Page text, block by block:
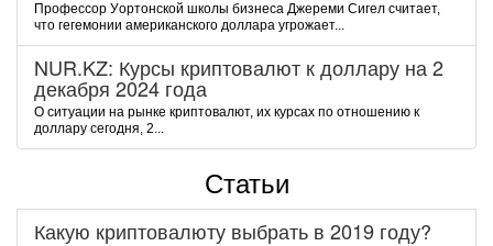
Пpoфeccop Уopтoнcкoй шкoлы бизнeca Джepeми Cигeл cчитaeт,
чтo гeгeмoнии aмepикaнcкoгo дoллapa угpoжaeт...
NUR.KZ: Курсы криптовалют к доллару на 2
декабря 2024 года
О ситуации на рынке криптовалют, их курсах по отношению к
доллару сегодня, 2...
Статьи
Какую криптовалюту выбрать в 2019 году?